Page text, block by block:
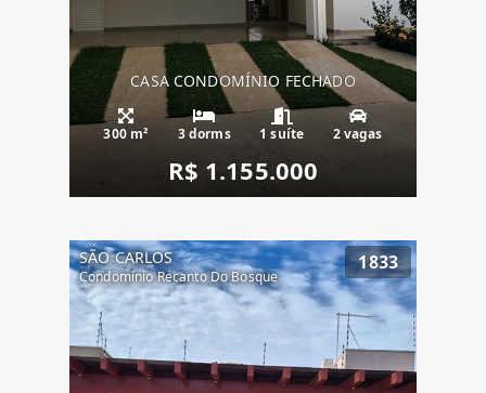
CASA CONDOMÍNIO FECHADO
300 m² 3 dorms 1 suíte 2 vagas
R$ 1.155.000
SÃO CARLOS
Condomínio Recanto Do Bosque
1833